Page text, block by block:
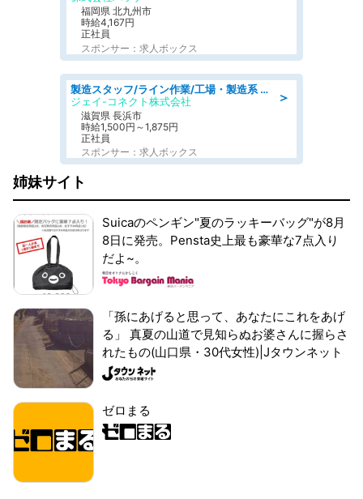
福岡県 北九州市
時給4,167円
正社員
スポンサー：求人ボックス
＞
製造スタッフ/ライン作業/工場・製造系 エンジン部品の機械加工/未経験可/昼食代無料
ジェイ-コネクト株式会社
滋賀県 長浜市
時給1,500円～1,875円
正社員
スポンサー：求人ボックス
姉妹サイト
Suicaのペンギン"夏のラッキーバッグ"が8月
8日に発売。Pensta史上最も豪華な7点入り
だよ~。
「孫にあげると思って、あなたにこれをあげ
る」 真夏の山道で見知らぬお婆さんに握らさ
れたもの(山口県・30代女性)|Jタウンネット
ゼロまる